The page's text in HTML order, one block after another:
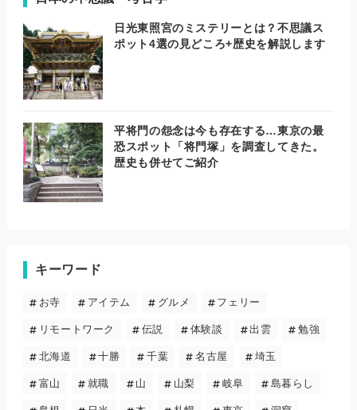
日光東照宮のミステリーとは？不思議ス
ポット4選の見どころ+歴史を解説します
平将門の怨念は今も存在する…東京の最
恐スポット「将門塚」を調査してきた。
歴史も併せてご紹介
キーワード
お寺 アイテム グルメ フェリー
リモートワーク 伝説 体験談 出雲 勉強
北海道 十勝 千葉 名古屋 埼玉
富山 就職 山 山梨 岐阜 島暮らし